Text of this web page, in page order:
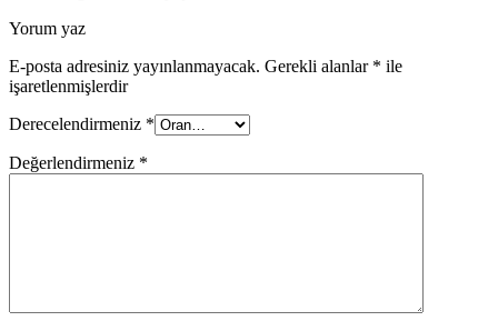
Yorum yaz
E-posta adresiniz yayınlanmayacak. Gerekli alanlar * ile
işaretlenmişlerdir
Derecelendirmeniz *
Değerlendirmeniz *